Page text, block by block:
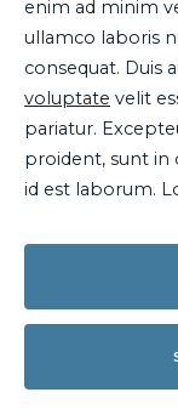
enim ad minim
ullamco laboris
consequat. Duis
voluptate velit
pariatur.
proident, sunt in
id est laborum.